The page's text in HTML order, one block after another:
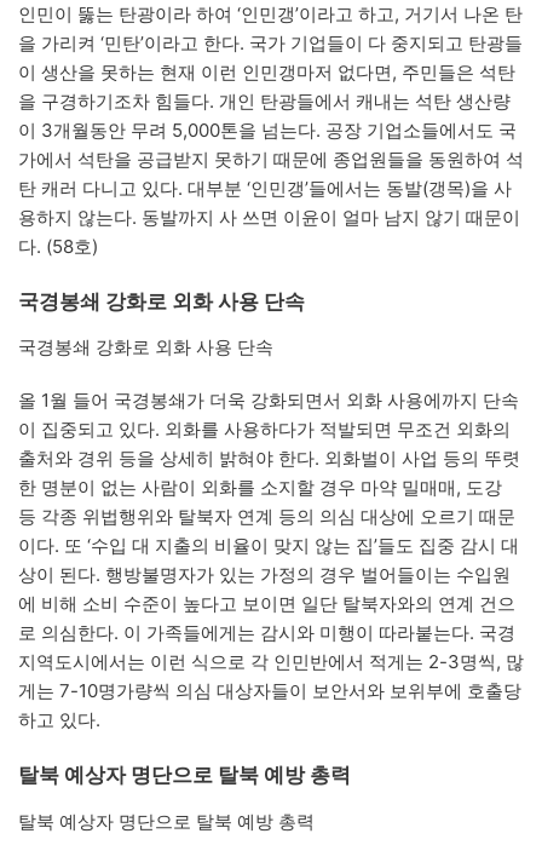
인민이 뚫는 탄광이라 하여 ‘인민갱’이라고 하고, 거기서 나온 탄
을 가리켜 ‘민탄’이라고 한다. 국가 기업들이 다 중지되고 탄광들
이 생산을 못하는 현재 이런 인민갱마저 없다면, 주민들은 석탄
을 구경하기조차 힘들다. 개인 탄광들에서 캐내는 석탄 생산량
이 3개월동안 무려 5,000톤을 넘는다. 공장 기업소들에서도 국
가에서 석탄을 공급받지 못하기 때문에 종업원들을 동원하여 석
탄 캐러 다니고 있다. 대부분 ‘인민갱’들에서는 동발(갱목)을 사
용하지 않는다. 동발까지 사 쓰면 이윤이 얼마 남지 않기 때문이
다. (58호)
국경봉쇄 강화로 외화 사용 단속
국경봉쇄 강화로 외화 사용 단속
올 1월 들어 국경봉쇄가 더욱 강화되면서 외화 사용에까지 단속
이 집중되고 있다. 외화를 사용하다가 적발되면 무조건 외화의
출처와 경위 등을 상세히 밝혀야 한다. 외화벌이 사업 등의 뚜렷
한 명분이 없는 사람이 외화를 소지할 경우 마약 밀매매, 도강
등 각종 위법행위와 탈북자 연계 등의 의심 대상에 오르기 때문
이다. 또 ‘수입 대 지출의 비율이 맞지 않는 집’들도 집중 감시 대
상이 된다. 행방불명자가 있는 가정의 경우 벌어들이는 수입원
에 비해 소비 수준이 높다고 보이면 일단 탈북자와의 연계 건으
로 의심한다. 이 가족들에게는 감시와 미행이 따라붙는다. 국경
지역도시에서는 이런 식으로 각 인민반에서 적게는 2-3명씩, 많
게는 7-10명가량씩 의심 대상자들이 보안서와 보위부에 호출당
하고 있다.
탈북 예상자 명단으로 탈북 예방 총력
탈북 예상자 명단으로 탈북 예방 총력